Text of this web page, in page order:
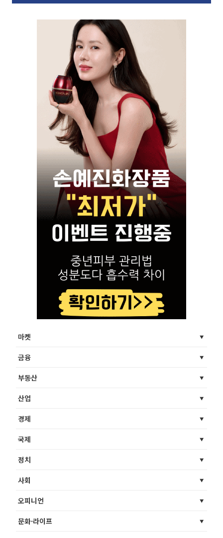
마켓
금융
부동산
산업
경제
국제
정치
사회
오피니언
문화·라이프